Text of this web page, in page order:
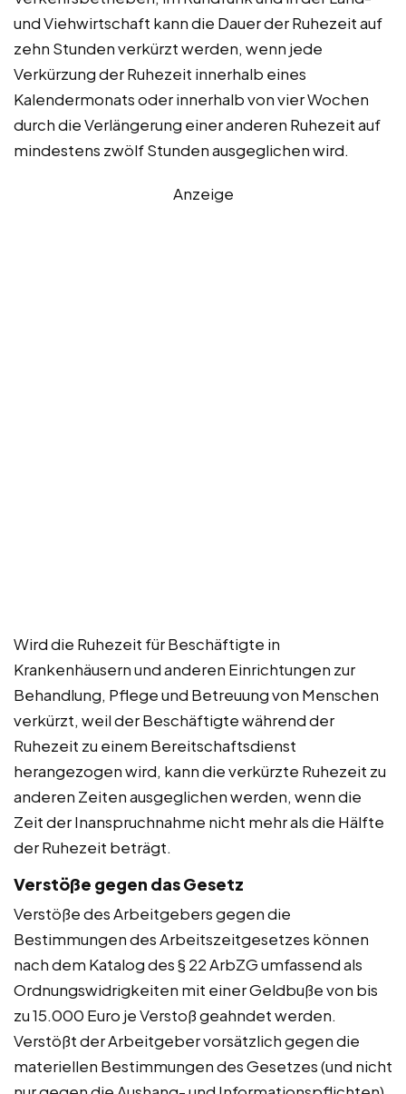
und Viehwirtschaft kann die Dauer der Ruhezeit auf
zehn Stunden verkürzt werden, wenn jede
Verkürzung der Ruhezeit innerhalb eines
Kalendermonats oder innerhalb von vier Wochen
durch die Verlängerung einer anderen Ruhezeit auf
mindestens zwölf Stunden ausgeglichen wird.
Anzeige
Wird die Ruhezeit für Beschäftigte in
Krankenhäusern und anderen Einrichtungen zur
Behandlung, Pflege und Betreuung von Menschen
verkürzt, weil der Beschäftigte während der
Ruhezeit zu einem Bereitschaftsdienst
herangezogen wird, kann die verkürzte Ruhezeit zu
anderen Zeiten ausgeglichen werden, wenn die
Zeit der Inanspruchnahme nicht mehr als die Hälfte
der Ruhezeit beträgt.
Verstöße gegen das Gesetz
Verstöße des Arbeitgebers gegen die
Bestimmungen des Arbeitszeitgesetzes können
nach dem Katalog des § 22 ArbZG umfassend als
Ordnungswidrigkeiten mit einer Geldbuße von bis
zu 15.000 Euro je Verstoß geahndet werden.
Verstößt der Arbeitgeber vorsätzlich gegen die
materiellen Bestimmungen des Gesetzes (und nicht